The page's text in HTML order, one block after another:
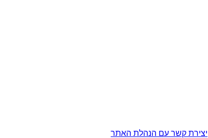
יצירת קשר עם הנהלת האתר